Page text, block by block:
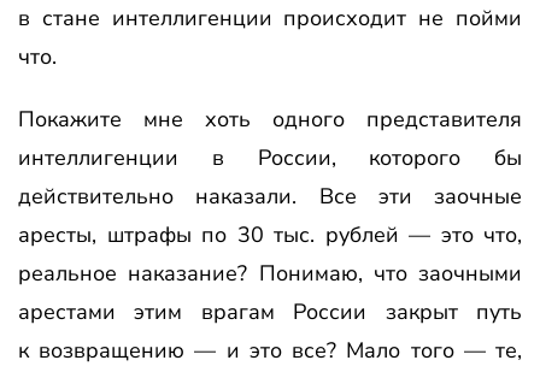
в стане интеллигенции происходит не пойми
что.
Покажите мне хоть одного представителя
интеллигенции в России, которого бы
действительно наказали. Все эти заочные
аресты, штрафы по 30 тыс. рублей — это что,
реальное наказание? Понимаю, что заочными
арестами этим врагам России закрыт путь
к возвращению — и это все? Мало того — те,